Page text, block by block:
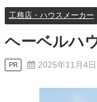
工務店・ハウスメーカー
ヘーベルハ
PR 2025年11月4日